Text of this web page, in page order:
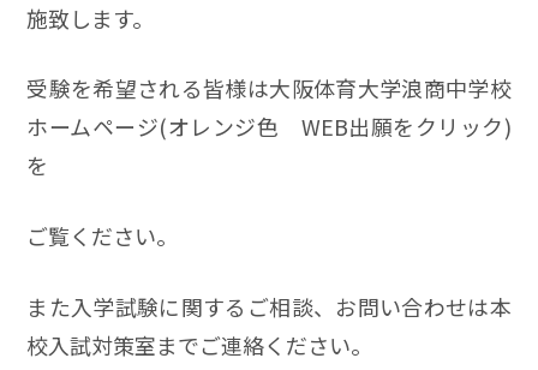
施致します。
受験を希望される皆様は大阪体育大学浪商中学校
ホームページ(オレンジ色 WEB出願をクリック)
を
ご覧ください。
また入学試験に関するご相談、お問い合わせは本
校入試対策室までご連絡ください。